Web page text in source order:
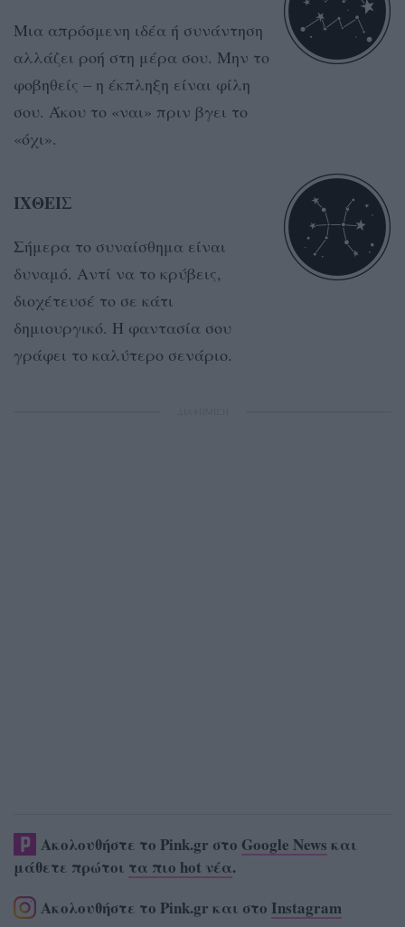
Μια απρόσμενη ιδέα ή συνάντηση
αλλάζει ροή στη μέρα σου. Μην το
φοβηθείς – η έκπληξη είναι φίλη
σου. Άκου το «ναι» πριν βγει το
«όχι».
ΙΧΘΕΙΣ
Σήμερα το συναίσθημα είναι
δυναμό. Αντί να το κρύβεις,
διοχέτευσέ το σε κάτι
δημιουργικό. Η φαντασία σου
γράφει το καλύτερο σενάριο.
Ακολουθήστε το Pink.gr στο Google News και
μάθετε πρώτοι τα πιο hot νέα.
Ακολουθήστε το Pink.gr και στο Instagram